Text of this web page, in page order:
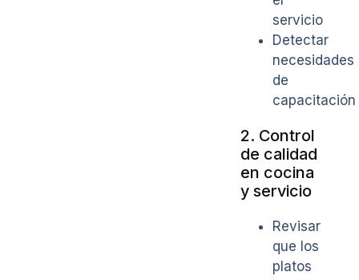
servicio
Detectar
necesidades
de
capacitación
2. Control
de calidad
en cocina
y servicio
Revisar
que los
platos